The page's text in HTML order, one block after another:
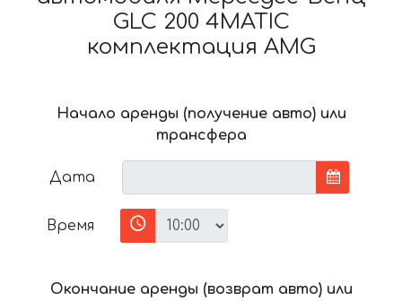
GLC 200 4MATIC
комплектация AMG
Начало аренды (получение авто) или
трансфера
Дата
Время
Окончание аренды (возврат авто) или